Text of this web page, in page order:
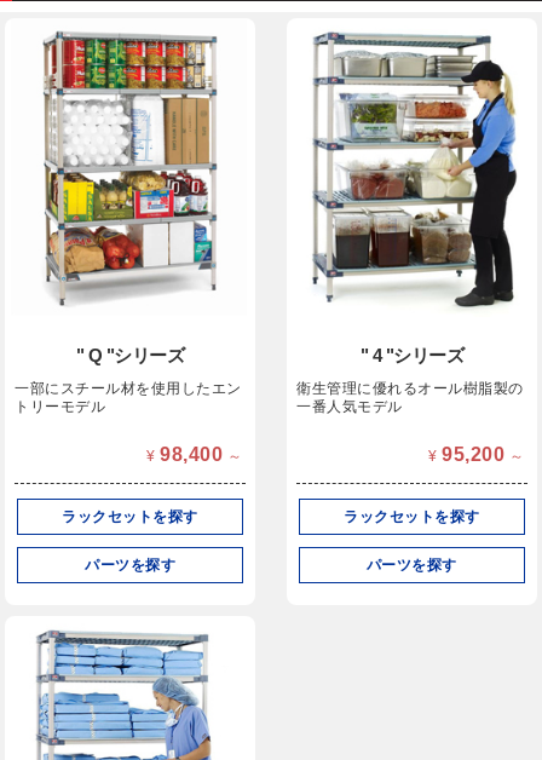
" Q "シリーズ
一部にスチール材を使用したエン
トリーモデル
¥ 98,400 ～
ラックセットを探す
パーツを探す
" 4 "シリーズ
衛生管理に優れるオール樹脂製の
一番人気モデル
¥ 95,200 ～
ラックセットを探す
パーツを探す